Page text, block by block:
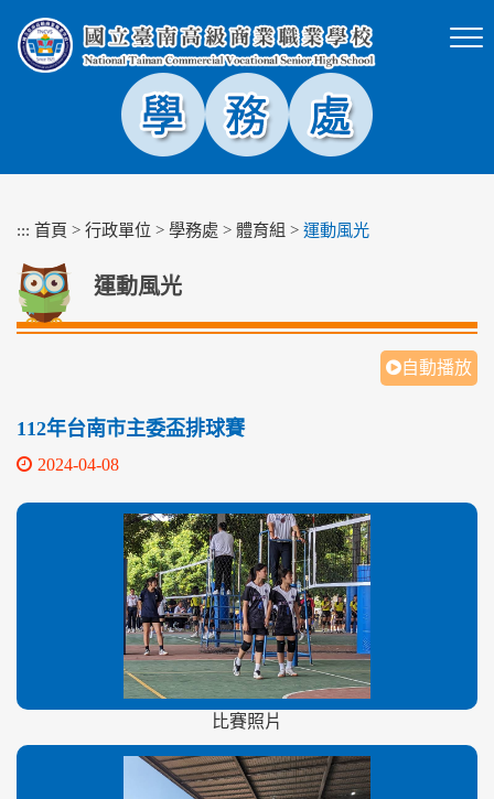
塊
::: 首頁 > 行政單位 > 學務處 > 體育組 > 運動風光
運動風光
自動播放
112年台南市主委盃排球賽
2024-04-08
比賽照片